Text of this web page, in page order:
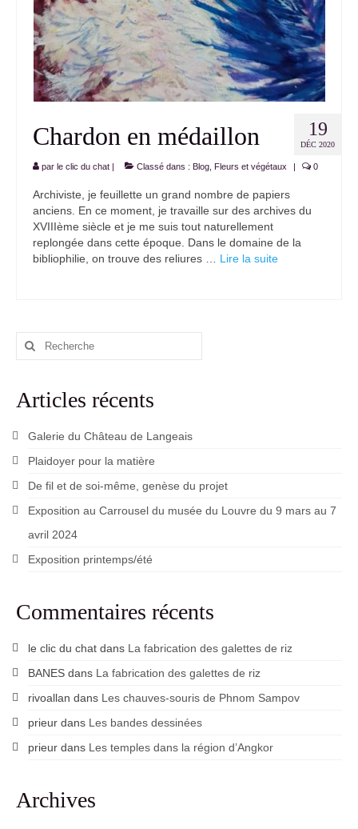
19
DÉC 2020
Chardon en médaillon
par le clic du chat Classé dans : Blog Fleurs et végétaux 0
Archiviste, je feuillette un grand nombre de papiers
anciens. En ce moment, je travaille sur des archives du
XVIIIème siècle et je me suis tout naturellement
replongée dans cette époque. Dans le domaine de la
bibliophilie, on trouve des reliures … Lire la suite­­
Rechercher
Articles récents
Galerie du Château de Langeais
Plaidoyer pour la matière
De fil et de soi-même, genèse du projet
Exposition au Carrousel du musée du Louvre du 9 mars au 7
avril 2024
Exposition printemps/été
Commentaires récents
le clic du chat dans La fabrication des galettes de riz
BANES dans La fabrication des galettes de riz
rivoallan dans Les chauves-souris de Phnom Sampov
prieur dans Les bandes dessinées
prieur dans Les temples dans la région d’Angkor
Archives